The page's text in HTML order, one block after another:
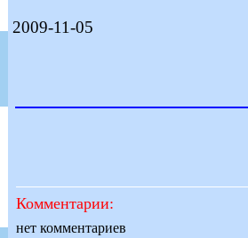
2009-11-05
Комментарии:
нет комментариев